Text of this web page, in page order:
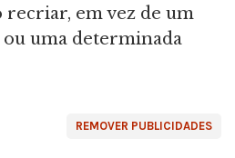
recriar, em vez de um
uma determinada
REMOVER PUBLICIDADES